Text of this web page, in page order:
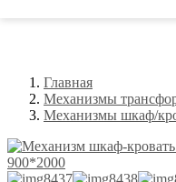
Главная
Механизмы
Механизмы шкаф/